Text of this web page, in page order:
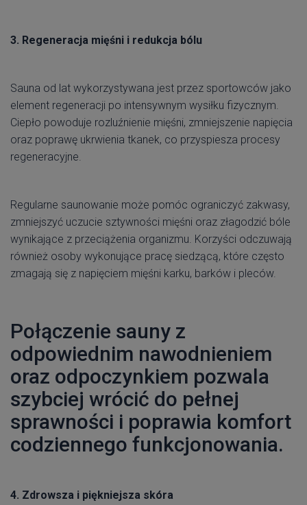
3. Regeneracja mięśni i redukcja bólu
Sauna od lat wykorzystywana jest przez sportowców jako
element regeneracji po intensywnym wysiłku fizycznym.
Ciepło powoduje rozluźnienie mięśni, zmniejszenie napięcia
oraz poprawę ukrwienia tkanek, co przyspiesza procesy
regeneracyjne.
Regularne saunowanie może pomóc ograniczyć zakwasy,
zmniejszyć uczucie sztywności mięśni oraz złagodzić bóle
wynikające z przeciążenia organizmu. Korzyści odczuwają
również osoby wykonujące pracę siedzącą, które często
zmagają się z napięciem mięśni karku, barków i pleców.
Połączenie sauny z
odpowiednim nawodnieniem
oraz odpoczynkiem pozwala
szybciej wrócić do pełnej
sprawności i poprawia komfort
codziennego funkcjonowania.
4. Zdrowsza i piękniejsza skóra